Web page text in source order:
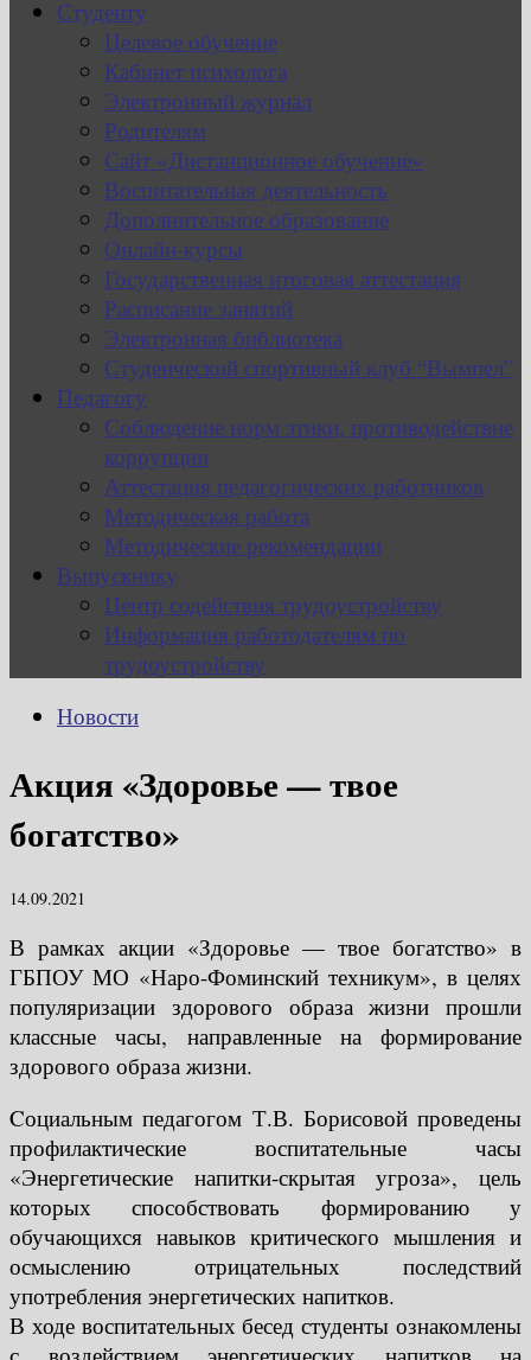
Студенту
Целевое обучение
Кабинет психолога
Электронный журнал
Родителям
Сайт «Дистанционное обучение»
Воспитательная деятельность
Дополнительное образование
Онлайн-курсы
Государственная итоговая аттестация
Расписание занятий
Электронная библиотека
Студенческий спортивный клуб “Вымпел”
Педагогу
Соблюдение норм этики, противодействие
коррупции
Аттестация педагогических работников
Методическая работа
Методические рекомендации
Выпускнику
Центр содействия трудоустройству
Информация работодателям по
трудоустройству
Новости
Акция «Здоровье — твое
богатство»
14.09.2021
В рамках акции «Здоровье — твое богатство» в
ГБПОУ МО «Наро-Фоминский техникум», в целях
популяризации здорового образа жизни прошли
классные часы, направленные на формирование
здорового образа жизни.
Cоциальным педагогом Т.В. Борисовой проведены
профилактические воспитательные часы
«Энергетические напитки-скрытая угроза», цель
которых способствовать формированию у
обучающихся навыков критического мышления и
осмыслению отрицательных последствий
употребления энергетических напитков.
В ходе воспитательных бесед студенты ознакомлены